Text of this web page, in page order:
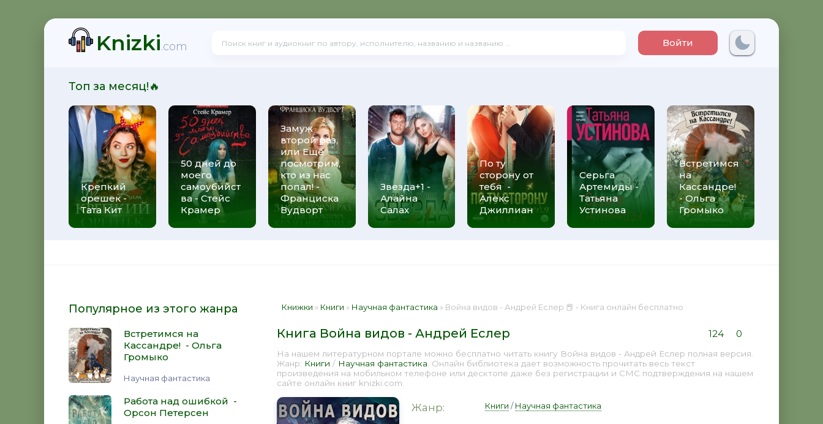
Knizki.com Войти
Топ за месяц!🔥
Крепкий
орешек -
Тата Кит
50 дней до
моего
самоубийст
ва - Стейс
Крамер
Замуж
второй раз,
или Ещё
посмотрим,
кто из нас
попал! -
Франциска
Вудворт
Звезда+1 -
Алайна
Салах
По ту
сторону от
тебя -
Алекс
Джиллиан
Серьга
Артемиды -
Татьяна
Устинова
Встретимся
на
Кассандре!
- Ольга
Громыко
Популярное из этого жанра
Встретимся на
Кассандре! - Ольга
Громыко
Научная фантастика
Работа над ошибкой -
Орсон Петерсен
Книжки » Книги » Научная фантастика » Война видов - Андрей Еслер 📕 - Книга онлайн бесплатно
Книга Война видов - Андрей Еслер 124 0
На нашем литературном портале можно бесплатно читать книгу Война видов - Андрей Еслер полная версия.
Жанр: Книги / Научная фантастика . Онлайн библиотека дает возможность прочитать весь текст
произведения на мобильном телефоне или десктопе даже без регистрации и СМС подтверждения на нашем
сайте онлайн книг knizki.com.
Жанр: Книги /Научная фантастика
- Ольга Громыко
Петерсен